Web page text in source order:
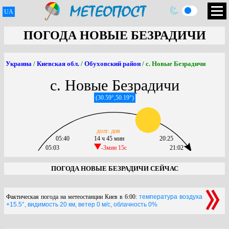
UA
ПОГОДА НОВЫЕ БЕЗРАДИЧИ
Украина / Киевская обл. / Обуховский район / с. Новые Безрадичи
с. Новые Безрадичи
(30.59°,50.19°)
05:03
05:40
14 ч 45 мин
-3мин 15c
долг. дня
21:02
20:25
ПОГОДА НОВЫЕ БЕЗРАДИЧИ СЕЙЧАС
Фактическая погода на метеостанции Киев в 6:00: температура воздуха
+15.5°, видимость 20 км, ветер 0 м/с, облачность 0%